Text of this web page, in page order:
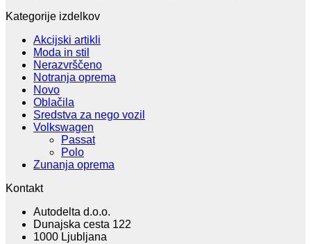
Kategorije izdelkov
Akcijski artikli
Moda in stil
Nerazvrščeno
Notranja oprema
Novo
Oblačila
Sredstva za nego vozil
Volkswagen
Passat
Polo
Zunanja oprema
Kontakt
Autodelta d.o.o.
Dunajska cesta 122
1000 Ljubljana